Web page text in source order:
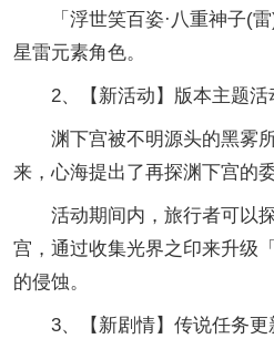
「浮世笑百姿·八重神子(雷
星雷元素角色。
2、【新活动】版本主题活
渊下宫被不明源头的黑雾所
来，心海提出了再探渊下宫的
活动期间内，旅行者可以探
宫，通过收集光界之印来升级
的侵蚀。
3、【新剧情】传说任务更